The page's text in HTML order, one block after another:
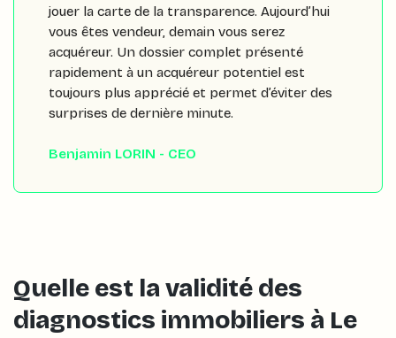
jouer la carte de la transparence. Aujourd’hui
vous êtes vendeur, demain vous serez
acquéreur. Un dossier complet présenté
rapidement à un acquéreur potentiel est
toujours plus apprécié et permet d’éviter des
surprises de dernière minute.
Benjamin LORIN - CEO
Quelle est la validité des
diagnostics immobiliers à Le